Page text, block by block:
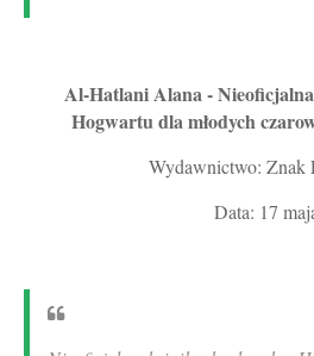
Al-Hatlani Alana -
Hogwartu dla młodych
Wydawnictwo: Znak
Data: 17